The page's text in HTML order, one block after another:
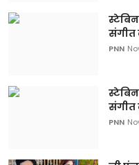
संगीत
PNN
संगीत
PNN